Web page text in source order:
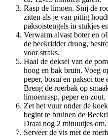
Rasp de limoen. Snij de
zitten als je van pittig
paksoistengels in stukjes
Verwarm alvast boter en
de beekridder droog,
voor straks.
Haal de deksel van de
hoog en bak bruin. Voeg
peper, bosui en paksoi toe
Breng de roerbak op
limoenrasp, peper en zout.
Zet het vuur onder de
begint te bruinen de
Draai nog 2 minuutjes om.
Serveer de vis met de